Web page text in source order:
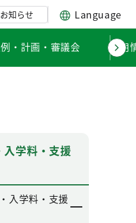
お知らせ Language
・計画・審議会 採用
入学料・支援
入学料・支援